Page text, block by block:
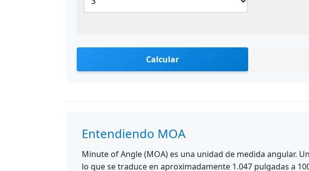
Calcular
Entendiendo MOA
Minute of Angle (MOA) es una unidad de medida angular.
lo que se traduce en aproximadamente 1.047 pulgadas a